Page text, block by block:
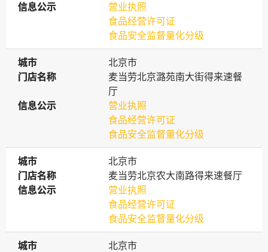
信息公示
信息公示
营业执照
食品经营许可证
食品安全监督量化分级
城市
城市
北京市
门店名称
门店名称
麦当劳北京潞苑南大街得来速餐
厅
信息公示
信息公示
营业执照
食品经营许可证
食品安全监督量化分级
城市
城市
北京市
门店名称
门店名称
麦当劳北京农大南路得来速餐厅
信息公示
信息公示
营业执照
食品经营许可证
食品安全监督量化分级
城市
城市
北京市